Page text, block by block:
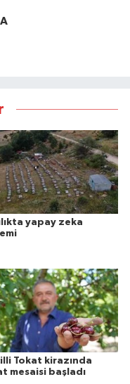
yapay zeka
Tokat kirazında
mesaisi başladı